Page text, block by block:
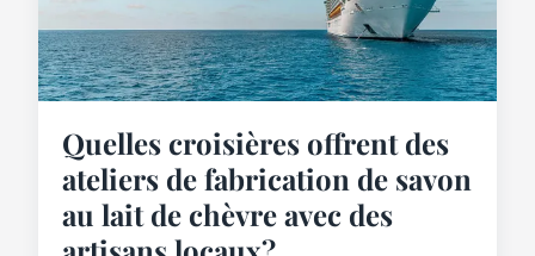
Quelles croisières offrent des
ateliers de fabrication de savon
au lait de chèvre avec des